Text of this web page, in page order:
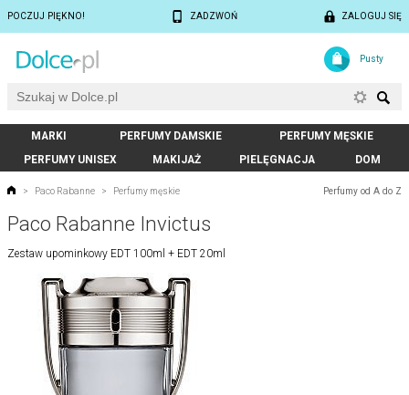
POCZUJ PIĘKNO! ZADZWOŃ ZALOGUJ SIĘ
Pusty
MARKI PERFUMY DAMSKIE
PERFUMY MĘSKIE
PERFUMY UNISEX
MAKIJAŻ PIELĘGNACJA DOM
Perfumy od A do Z
> Paco Rabanne > Perfumy męskie
Paco Rabanne Invictus
Zestaw upominkowy EDT 100ml + EDT 20ml